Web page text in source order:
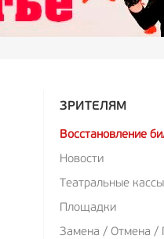
ЗРИТЕЛЯМ
Восстановление
Новости
Театральные кассы
Площадки
Замена / Отмена /